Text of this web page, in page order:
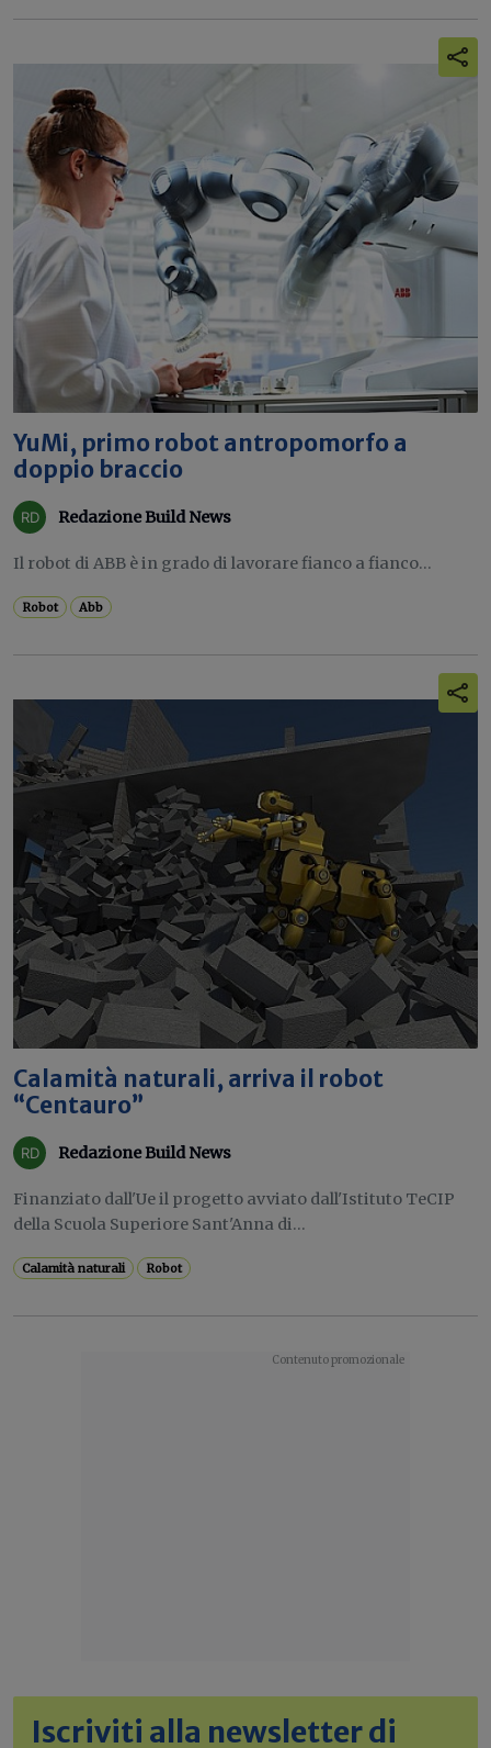
YuMi, primo robot antropomorfo a
doppio braccio
Redazione Build News
Il robot di ABB è in grado di lavorare fianco a fianco...
Robot Abb
Calamità naturali, arriva il robot
“Centauro”
Redazione Build News
Finanziato dall'Ue il progetto avviato dall'Istituto TeCIP
della Scuola Superiore Sant'Anna di...
Calamità naturali Robot
Iscriviti alla newsletter di